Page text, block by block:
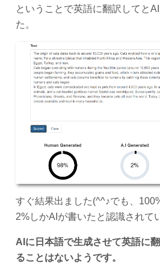
ということで英語に翻訳してと
た。
すぐ結果出ました(^^♪でも、
2%しかAIが書いたと認識されて
AIに日本語で生成させて英語に
ることはないようです。